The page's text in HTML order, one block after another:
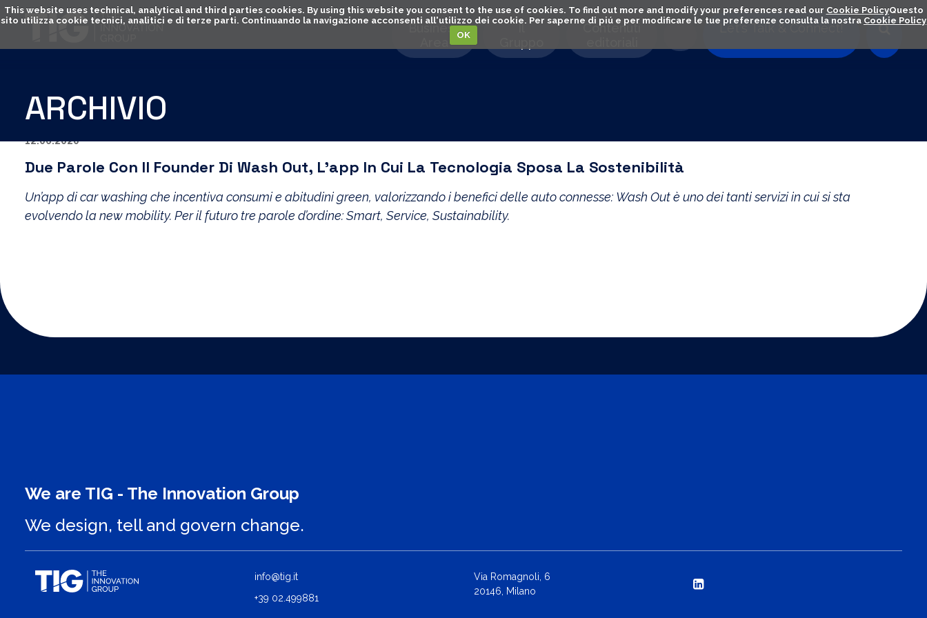
This website uses technical, analytical and third parties cookies. By using this website you consent to the use of cookies. To find out more and modify your preferences read our Cookie PolicyQuesto
sito utilizza cookie tecnici, analitici e di terze parti. Continuando la navigazione acconsenti all'utilizzo dei cookie. Per saperne di piú e per modificare le tue preferenze consulta la nostra Cookie Policy
OK
Let's Talk & Connect!
Business
Il
Contenuti
ARCHIVIO
12.06.2020
Due Parole Con Il Founder Di Wash Out, L’app In Cui La Tecnologia Sposa La Sostenibilità
Un’app di car washing che incentiva consumi e abitudini green, valorizzando i benefici delle auto connesse: Wash Out è uno dei tanti servizi in cui si sta
evolvendo la new mobility. Per il futuro tre parole d’ordine: Smart, Service, Sustainability.
We are TIG - The Innovation Group
We design, tell and govern change.
info@tig.it
+39 02.499881
Via Romagnoli, 6
20146, Milano